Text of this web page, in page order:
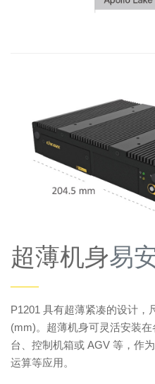
超薄机身易
——
P1201 具有超薄紧凑的设计，
(mm)。超薄机身可灵活安装
台、控制机箱或 AGV 等，作
运算等应用。